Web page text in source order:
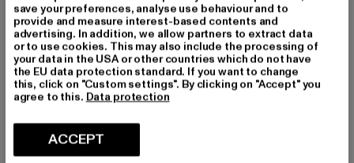
Mærke: Buffalo
Kategori: Sneakers Low
Farve: farverig
Producentens farve: silver/purple/green
Materiale i overdelen: andet materiale
Foring: Tekstil
Art.nr: 1636361-20775
save your preferences, analyse use behaviour and to
provide and measure interest-based contents and
advertising. In addition, we allow partners to extract data
or to use cookies. This may also include the processing of
your data in the USA or other countries which do not have
the EU data protection standard. If you want to change
this, click on "Custom settings". By clicking on "Accept" you
agree to this. Data protection
ACCEPT